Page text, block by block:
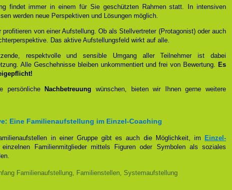
findet immer in einem für Sie geschützten Rahmen statt. In intensiven
werden neue Perspektiven und Lösungen möglich.
profitieren von einer Aufstellung. Ob als Stellvertreter (Protagonist) oder auch
Das aktive Aufstellungsfeld wirkt auf alle.
respektvolle und sensible Umgang aller Teilnehmer ist dabei
Alle Geschehnisse bleiben unkommentiert und frei von Bewertung. Es
persönliche Nachbetreuung wünschen, bieten wir Ihnen gerne weitere
Eine Familienaufstellung im Einzel-Coaching
in einer Gruppe gibt es auch die Möglichkeit, im
Einzel-
Familienmitglieder mittels Figuren oder Symbolen als soziales
Familienaufstellung, Familienstellen, Systemaufstellung